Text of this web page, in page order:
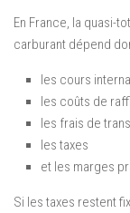
En France, la quasi-
carburant dépend
les cours
les coûts de
les frais de
les taxes
et les marges
Si les taxes restent